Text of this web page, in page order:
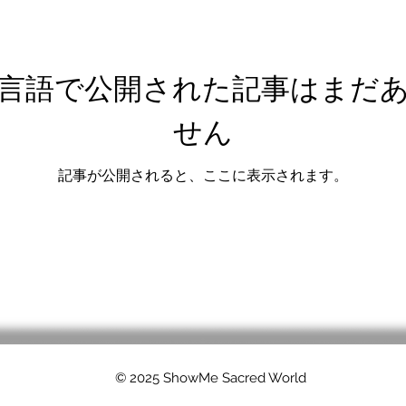
語で公開された記事はまだ
せん
記事が公開されると、ここに表示されます。
© 2025 ShowMe Sacred World